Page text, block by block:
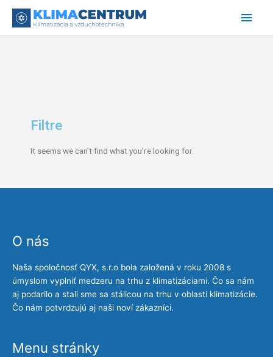
Filtre
It seems we can't find what you're looking for.
O nás
Naša spoločnosť QYX, s.r.o bola založená v roku 2008 s
úmyslom vyplniť medzeru na trhu z klimatizáciami. Čo sa nám
aj podarilo a stali sme sa stálicou na trhu v oblasti klimatizácie.
Čo nám potvrdzujú aj naši noví zákazníci.
Menu stránky